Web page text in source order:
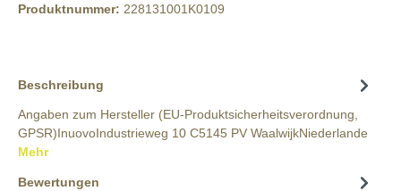
Produktnummer: 228131001K0109
Beschreibung
Angaben zum Hersteller (EU-Produktsicherheitsverordnung,
GPSR)InuovoIndustrieweg 10 C5145 PV WaalwijkNiederlande
Mehr
Bewertungen